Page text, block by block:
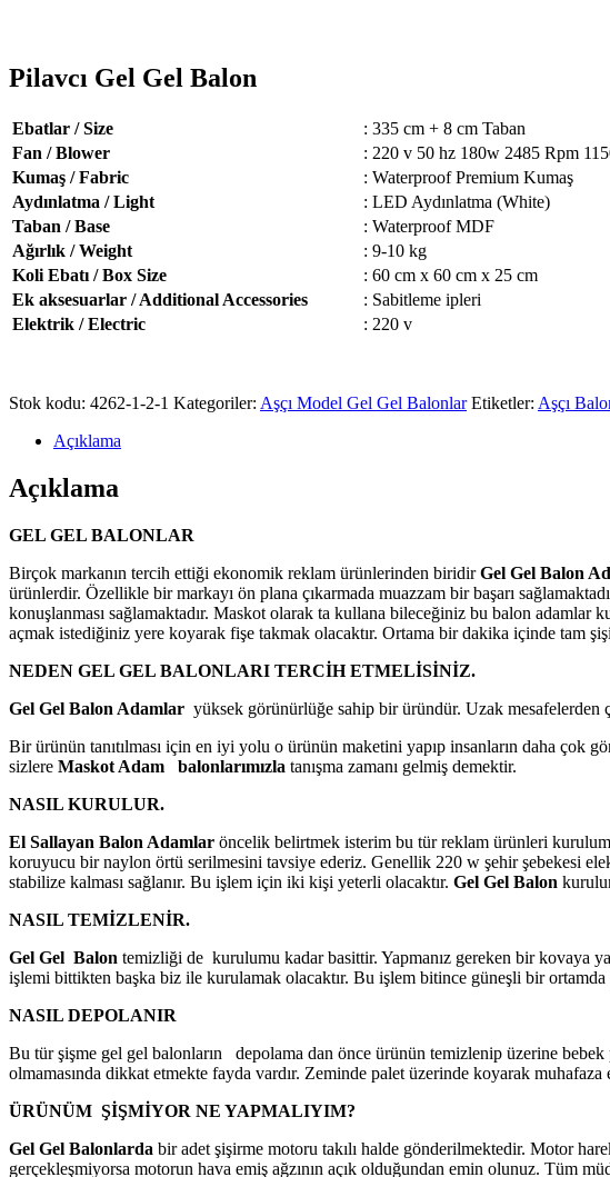
Pilavcı Gel Gel Balon
Ebatlar / Size
: 335 cm + 8 cm Taban
Fan / Blower
: 220 v 50 hz 180w 2485 Rpm
Kumaş / Fabric
: Waterproof Premium Kumaş
Aydınlatma / Light
: LED Aydınlatma (White)
Taban / Base
: Waterproof MDF
Ağırlık / Weight
: 9-10 kg
Koli Ebatı / Box Size
: 60 cm x 60 cm x 25 cm
Ek aksesuarlar / Additional Accessories
: Sabitleme ipleri
Elektrik / Electric
: 220 v
Stok kodu: 4262-1-2-1 Kategoriler: Aşçı Model Gel Gel Balonlar Etiketler: Aşçı
Açıklama
Açıklama
GEL GEL BALONLAR
Birçok markanın tercih ettiği ekonomik reklam ürünlerinden biridirGel Gel Balon
ürünlerdir. Özellikle bir markayı ön plana çıkarmada muazzam bir başarı
konuşlanması sağlamaktadır. Maskot olarak ta kullana bileceğiniz bu balon adamlar
açmak istediğiniz yere koyarak fişe takmak olacaktır. Ortama bir dakika içinde tam
NEDEN GEL GEL BALONLARI TERCİH ETMELİSİNİZ.
Gel Gel Balon Adamlar yüksek görünürlüğe sahip bir üründür. Uzak mesafelerden
Bir ürünün tanıtılması için en iyi yolu o ürünün maketini yapıp insanların daha çok
sizlere Maskot Adam balonlarımızla tanışma zamanı gelmiş demektir.
NASIL KURULUR.
El Sallayan Balon Adamlar öncelik belirtmek isterim bu tür reklam ürünleri
koruyucu bir naylon örtü serilmesini tavsiye ederiz. Genellik 220 w şehir şebekesi
stabilize kalması sağlanır. Bu işlem için iki kişi yeterli olacaktır. Gel Gel Balon
NASIL TEMİZLENİR.
Gel Gel Balon temizliği de kurulumu kadar basittir. Yapmanız gereken bir kovaya
işlemi bittikten başka biz ile kurulamak olacaktır. Bu işlem bitince güneşli bir ortamda
NASIL DEPOLANIR
Bu tür şişme gel gel balonların depolama dan önce ürünün temizlenip üzerine
olmamasında dikkat etmekte fayda vardır. Zeminde palet üzerinde koyarak
ÜRÜNÜM ŞİŞMİYOR NE YAPMALIYIM?
Gel Gel Balonlarda bir adet şişirme motoru takılı halde gönderilmektedir. Motor
gerçekleşmiyorsa motorun hava emiş ağzının açık olduğundan emin olunuz. Tüm